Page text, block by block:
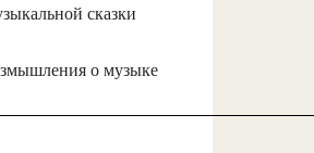
сказки
о музыке